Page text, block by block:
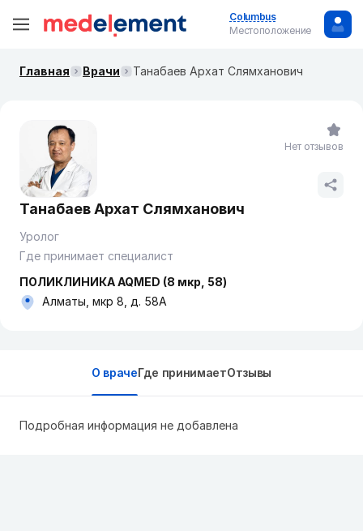
Columbus
Местоположение
Главная Врачи Танабаев Архат Слямханович
Танабаев Архат Слямханович
Уролог
Где принимает специалист
ПОЛИКЛИНИКА AQMED (8 мкр, 58)
Алматы, мкр 8, д. 58А
Нет отзывов
О врачеГде принимаетОтзывы
Подробная информация не добавлена